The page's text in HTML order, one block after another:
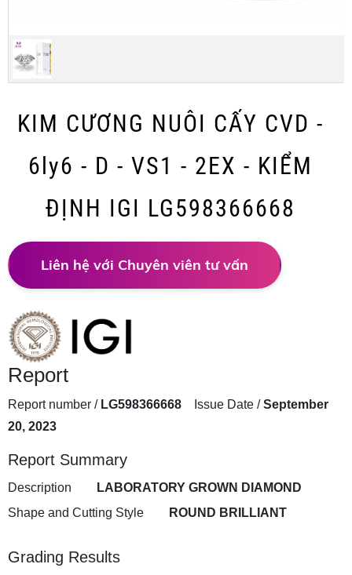
KIM CƯƠNG NUÔI CẤY CVD -
6ly6 - D - VS1 - 2EX - KIỂM
ĐỊNH IGI LG598366668
Liên hệ với Chuyên viên tư vấn
Report
Report number / LG598366668 Issue Date /September
20, 2023
Report Summary
Description
LABORATORY GROWN DIAMOND
Shape and Cutting Style
ROUND BRILLIANT
Grading Results